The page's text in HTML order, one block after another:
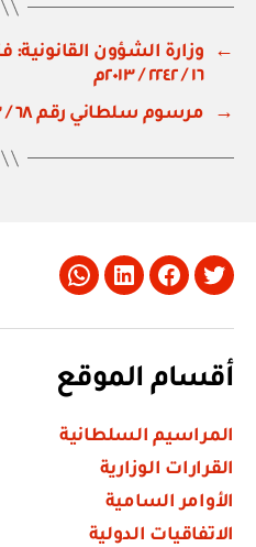
←
١٦ / ٢٢٤٢ / ٢٠١٣م
→
مرسوم سلطاني رقم ٦٨ / ٢٠١٣ بتعيين سفير
Twitter
Facebook
LinkedIn
Whatsapp
أقسام الموقع
المراسيم السلطانية
القرارات الوزارية
الأوامر السامية
الاتفاقيات الدولية